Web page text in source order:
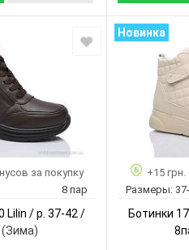
искусственная
кожа
искусственный
мех
Пена
Китай
Lilin
37-42
8
Сезон:
Материал
Материал
внутри:
Подошва :
Страна
Бренд:
Артикул:
Размер:
Кол-во пар:
за покупку
8 пар
Lilin / p. 37-42 /
(Зима)
Новинка
+15
Размеры:
Ботинки